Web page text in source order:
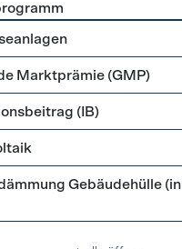
Marktprämie (GMP)
(IB)
Gebäudehülle